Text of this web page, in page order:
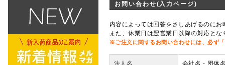
お問い合わせ(入力ページ)
内容によっては回答をさしあげるのに
また、休業日は翌営業日以降の対応と
※ご注文に関するお問い合わせには、必ず
法人名 会社名・団体